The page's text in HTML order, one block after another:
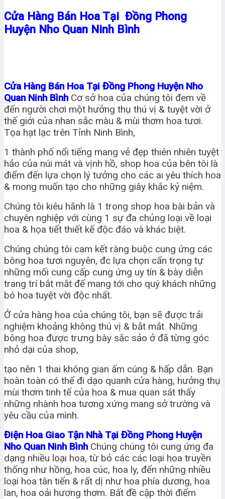
Cửa Hàng Bán Hoa Tại Đồng Phong
Huyện Nho Quan Ninh Bình
Cửa Hàng Bán Hoa Tại Đồng Phong Huyện Nho
Quan Ninh Bình Cơ sở hoa của chúng tôi đem về
đến người chơi một hưởng thụ thú vị & tuyệt vời ở
thế giới của nhan sắc màu & mùi thơm hoa tươi.
Tọa hạt lạc trên Tỉnh Ninh Bình,
1 thành phố nổi tiếng mang vẻ đẹp thiên nhiên tuyệt
hảo của núi mát và vịnh hồ, shop hoa của bên tôi là
điểm đến lựa chọn lý tưởng cho các ai yêu thích hoa
& mong muốn tạo cho những giây khắc kỷ niệm.
Chúng tôi kiêu hãnh là 1 trong shop hoa bài bản và
chuyên nghiệp với cùng 1 sự đa chủng loại về loại
hoa & họa tiết thiết kế độc đáo và khác biệt.
Chúng chúng tôi cam kết ràng buộc cung ứng các
bông hoa tươi nguyên, đc lựa chọn cẩn trọng tự
những mối cung cấp cung ứng uy tín & bày diễn
trang trí bắt mắt để mang tới cho quý khách những
bó hoa tuyệt vời độc nhất.
Ở cửa hàng hoa của chúng tôi, bạn sẽ được trải
nghiệm khoảng không thú vị & bắt mắt. Những
bông hoa được trưng bày sắc sảo ở đã từng góc
nhỏ dại của shop,
tạo nên 1 thai không gian ấm cúng & hấp dẫn. Bạn
hoàn toàn có thể đi dạo quanh cửa hàng, hưởng thụ
mùi thơm tinh tế của hoa & mua quan sát thấy
những nhành hoa tương xứng mang sở trường và
yêu cầu của mình.
Điện Hoa Giao Tận Nhà Tại Đồng Phong Huyện
Nho Quan Ninh Bình Chúng chúng tôi cung ứng đa
dạng nhiều loại hoa, từ bỏ các các loại hoa truyền
thống như hồng, hoa cúc, hoa ly, đến những nhiều
loại hoa tân tiến & rất dị như hoa phía dương, hoa
lan, hoa oải hương thơm. Bất đề cập thời điểm